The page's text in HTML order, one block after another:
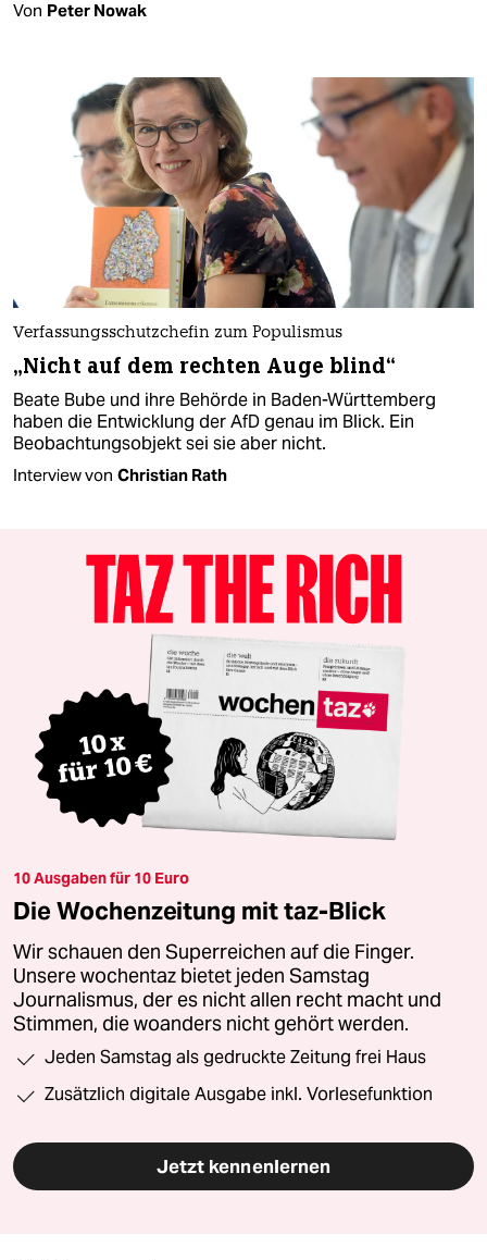
Von Peter Nowak
Verfassungsschutzchefin zum Populismus
„Nicht auf dem rechten Auge blind“
Beate Bube und ihre Behörde in Baden-Württemberg
haben die Entwicklung der AfD genau im Blick. Ein
Beobachtungsobjekt sei sie aber nicht.
Interview von Christian Rath
10 Ausgaben für 10 Euro
Die Wochenzeitung mit taz-Blick
Wir schauen den Superreichen auf die Finger.
Unsere wochentaz bietet jeden Samstag
Journalismus, der es nicht allen recht macht und
Stimmen, die woanders nicht gehört werden.
Jeden Samstag als gedruckte Zeitung frei Haus
Zusätzlich digitale Ausgabe inkl. Vorlesefunktion
Jetzt kennenlernen